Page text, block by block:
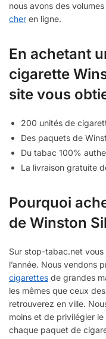
nous avons des
cher en ligne.
En achetant
cigarette
site vous
200 unités de
Des paquets de
Du tabac 100%
La livraison gratuite
Pourquoi
de Winston
Sur stop-tabac.net
l’année. Nous vendons
cigarettes de grandes
les mêmes que ceux
retrouverez en ville.
moins et de privilégier
chaque paquet de